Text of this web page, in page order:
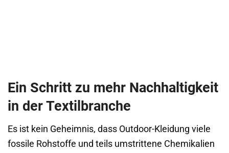
Ein Schritt zu mehr Nachhaltigkeit
in der Textilbranche
Es ist kein Geheimnis, dass Outdoor-Kleidung viele
fossile Rohstoffe und teils umstrittene Chemikalien